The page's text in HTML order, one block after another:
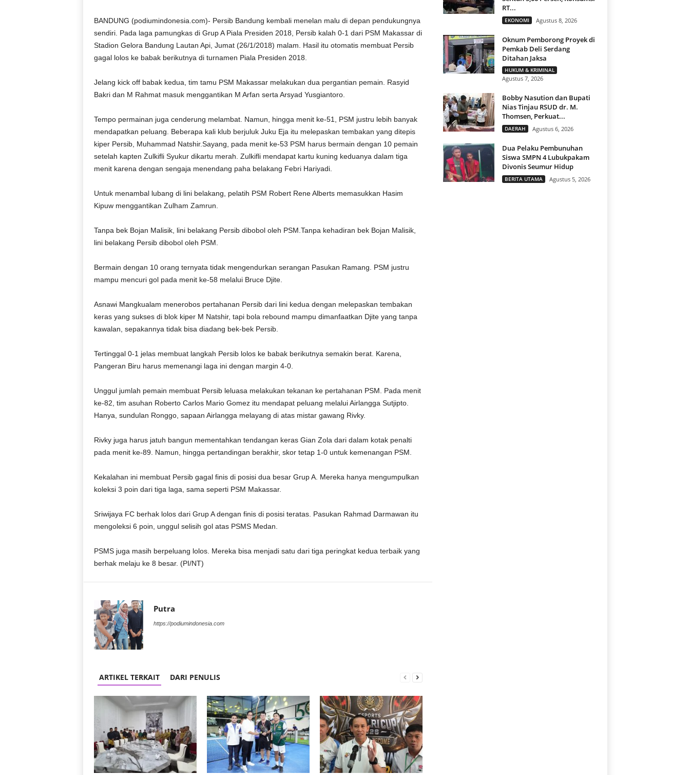
BANDUNG (podiumindonesia.com)- Persib Bandung kembali menelan malu di depan pendukungnya
sendiri. Pada laga pamungkas di Grup A Piala Presiden 2018, Persib kalah 0-1 dari PSM Makassar di
Stadion Gelora Bandung Lautan Api, Jumat (26/1/2018) malam. Hasil itu otomatis membuat Persib
gagal lolos ke babak berikutnya di turnamen Piala Presiden 2018.
Jelang kick off babak kedua, tim tamu PSM Makassar melakukan dua pergantian pemain. Rasyid
Bakri dan M Rahmat masuk menggantikan M Arfan serta Arsyad Yusgiantoro.
Tempo permainan juga cenderung melambat. Namun, hingga menit ke-51, PSM justru lebih banyak
mendapatkan peluang. Beberapa kali klub berjuluk Juku Eja itu melepaskan tembakan yang ditepis
kiper Persib, Muhammad Natshir.Sayang, pada menit ke-53 PSM harus bermain dengan 10 pemain
setelah kapten Zulkifli Syukur dikartu merah. Zulkifli mendapat kartu kuning keduanya dalam tiga
menit karena dengan sengaja menendang paha belakang Febri Hariyadi.
Untuk menambal lubang di lini belakang, pelatih PSM Robert Rene Alberts memasukkan Hasim
Kipuw menggantikan Zulham Zamrun.
Tanpa bek Bojan Malisik, lini belakang Persib dibobol oleh PSM.Tanpa kehadiran bek Bojan Malisik,
lini belakang Persib dibobol oleh PSM.
Bermain dengan 10 orang ternyata tidak mengendurkan serangan Pasukan Ramang. PSM justru
mampu mencuri gol pada menit ke-58 melalui Bruce Djite.
Asnawi Mangkualam menerobos pertahanan Persib dari lini kedua dengan melepaskan tembakan
keras yang sukses di blok kiper M Natshir, tapi bola rebound mampu dimanfaatkan Djite yang tanpa
kawalan, sepakannya tidak bisa diadang bek-bek Persib.
Tertinggal 0-1 jelas membuat langkah Persib lolos ke babak berikutnya semakin berat. Karena,
Pangeran Biru harus memenangi laga ini dengan margin 4-0.
Unggul jumlah pemain membuat Persib leluasa melakukan tekanan ke pertahanan PSM. Pada menit
ke-82, tim asuhan Roberto Carlos Mario Gomez itu mendapat peluang melalui Airlangga Sutjipto.
Hanya, sundulan Ronggo, sapaan Airlangga melayang di atas mistar gawang Rivky.
Rivky juga harus jatuh bangun mementahkan tendangan keras Gian Zola dari dalam kotak penalti
pada menit ke-89. Namun, hingga pertandingan berakhir, skor tetap 1-0 untuk kemenangan PSM.
Kekalahan ini membuat Persib gagal finis di posisi dua besar Grup A. Mereka hanya mengumpulkan
koleksi 3 poin dari tiga laga, sama seperti PSM Makassar.
Sriwijaya FC berhak lolos dari Grup A dengan finis di posisi teratas. Pasukan Rahmad Darmawan itu
mengoleksi 6 poin, unggul selisih gol atas PSMS Medan.
PSMS juga masih berpeluang lolos. Mereka bisa menjadi satu dari tiga peringkat kedua terbaik yang
berhak melaju ke 8 besar. (PI/NT)
Putra
https://podiumindonesia.com
ARTIKEL TERKAIT DARI PENULIS
RT...
EKONOMI Agustus 8, 2026
Oknum Pemborong Proyek di
Pemkab Deli Serdang
Ditahan Jaksa
HUKUM & KRIMINAL
Agustus 7, 2026
Bobby Nasution dan Bupati
Nias Tinjau RSUD dr. M.
Thomsen, Perkuat...
DAERAH Agustus 6, 2026
Dua Pelaku Pembunuhan
Siswa SMPN 4 Lubukpakam
Divonis Seumur Hidup
BERITA UTAMA Agustus 5, 2026